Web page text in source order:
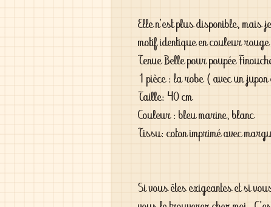
Elle n'est plus disponible, mais
motif identique en couleur
Tenue Belle pour poupée
1 pièce : la robe ( avec un
Taille: 40 cm
Couleur : bleu marine, blanc
Tissu: coton imprimé avec
Si vous êtes exigeantes et si